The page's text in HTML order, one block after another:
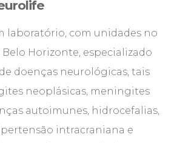
laboratório, com unidades no
Belo Horizonte, especializado
doenças neurológicas, tais
neoplásicas, meningites
autoimunes, hidrocefalias,
intracraniana e